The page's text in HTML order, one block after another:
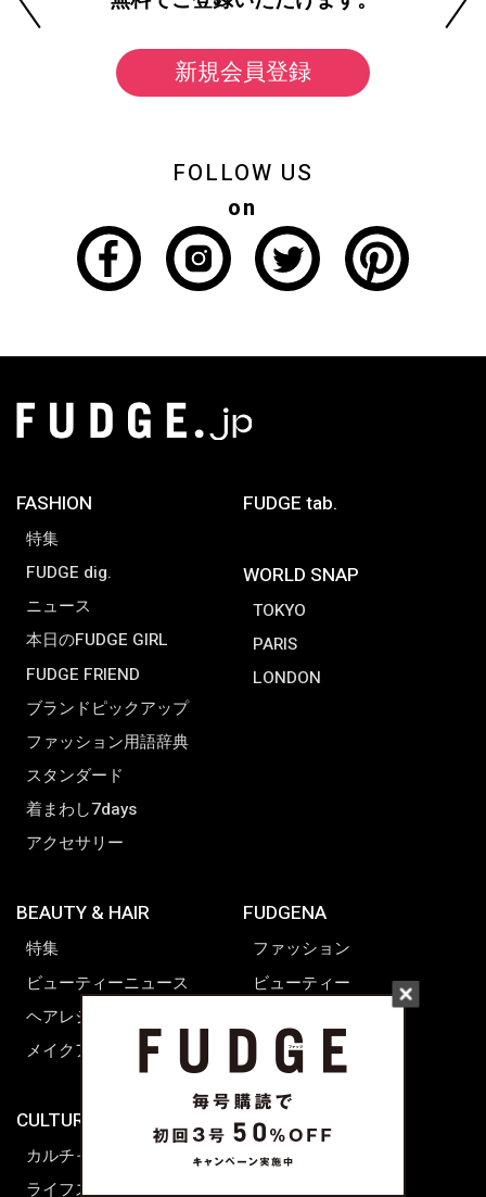
新規会員登録
FOLLOW US
on
FASHION
特集
FUDGE dig.
ニュース
本日のFUDGE GIRL
FUDGE FRIEND
ブランドピックアップ
ファッション用語辞典
スタンダード
着まわし7days
アクセサリー
FUDGE tab.
WORLD SNAP
TOKYO
PARIS
LONDON
BEAUTY & HAIR
特集
ビューティーニュース
ヘアレシピ ストーリーズ
メイクアップティップス
CULTURE & LIFE
カルチャー
ライフスタイル
FUDGENA
ファッション
ビューティー
ライフスタイル